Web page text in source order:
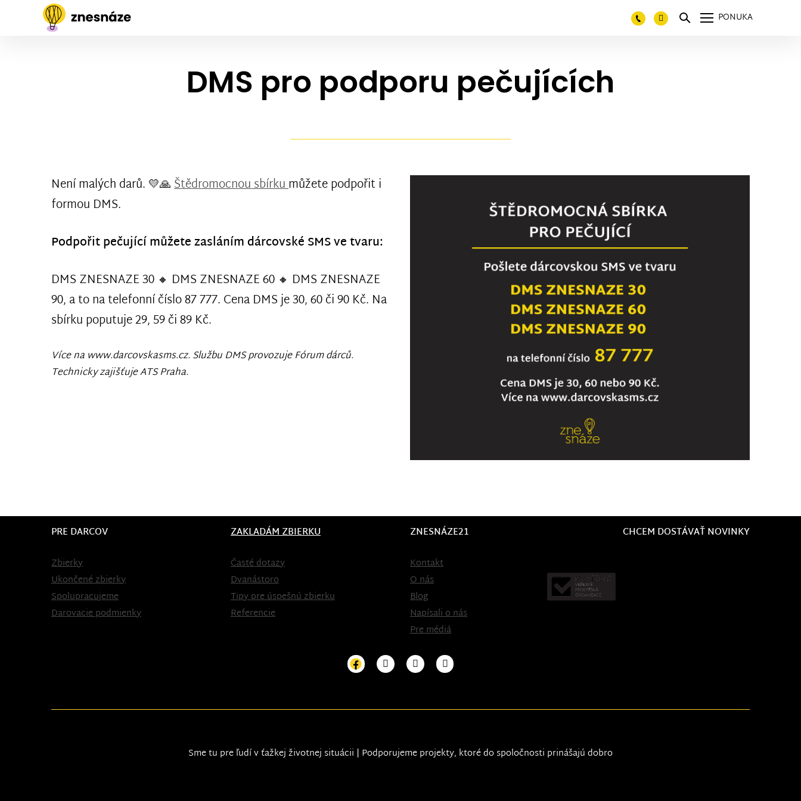
PONUKA
DMS pro podporu pečujících
Není malých darů. 💛🙏Štědromocnou sbírkumůžete podpořit i
formou DMS.
Podpořit pečující můžete zasláním dárcovské SMS ve tvaru:
DMS ZNESNAZE 30 🔸 DMS ZNESNAZE 60 🔸 DMS ZNESNAZE
90, a to na telefonní číslo 87 777. Cena DMS je 30, 60 či 90 Kč. Na
sbírku poputuje 29, 59 či 89 Kč.
Více na www.darcovskasms.cz. Službu DMS provozuje Fórum dárců.
Technicky zajišťuje ATS Praha.
PRE DARCOV
Zbierky
Ukončené zbierky
Spolupracujeme
Darovacie podmienky
ZAKLADÁM ZBIERKU
Časté dotazy
Dvanástoro
Tipy pre úspešnú zbierku
Referencie
ZNESNÁZE21
Kontakt
O nás
Blog
Napísali o nás
Pre médiá
CHCEM DOSTÁVAŤ NOVINKY
Sme tu pre ľudí v ťažkej životnej situácii | Podporujeme projekty, ktoré do spoločnosti prinášajú dobro